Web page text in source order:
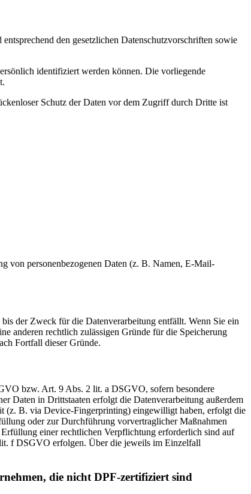
den gesetzlichen Datenschutzvorschriften sowie
identifiziert werden können. Die vorliegende
Schutz der Daten vor dem Zugriff durch Dritte ist
von personenbezogenen Daten (z. B. Namen, E-Mail-
der Zweck für die Datenverarbeitung entfällt. Wenn Sie ein
anderen rechtlich zulässigen Gründe für die Speicherung
Fortfall dieser Gründe.
bzw. Art. 9 Abs. 2 lit. a DSGVO, sofern besondere
Daten in Drittstaaten erfolgt die Datenverarbeitung außerdem
(z. B. via Device-Fingerprinting) eingewilligt haben, erfolgt die
oder zur Durchführung vorvertraglicher Maßnahmen
einer rechtlichen Verpflichtung erforderlich sind auf
f DSGVO erfolgen. Über die jeweils im Einzelfall
die nicht DPF-zertifiziert sind